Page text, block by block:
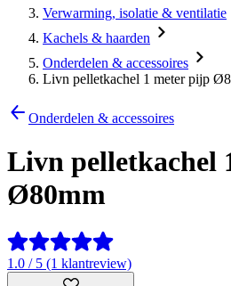
Verwarming, isolatie & ventilatie
Kachels & haarden
Onderdelen & accessoires
Livn pelletkachel 1 meter pijp
Onderdelen & accessoires
Livn pelletkachel
Ø80mm
1.0 / 5 (1 klantreview)